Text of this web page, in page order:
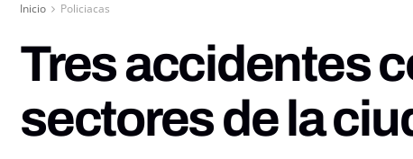
Inicio Policiacas
Tres accidentes
sectores de la